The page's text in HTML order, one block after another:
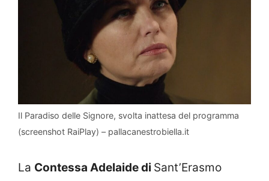
Il Paradiso delle Signore, svolta inattesa del programma
(screenshot RaiPlay) – pallacanestrobiella.it
La Contessa Adelaide di Sant’Erasmo